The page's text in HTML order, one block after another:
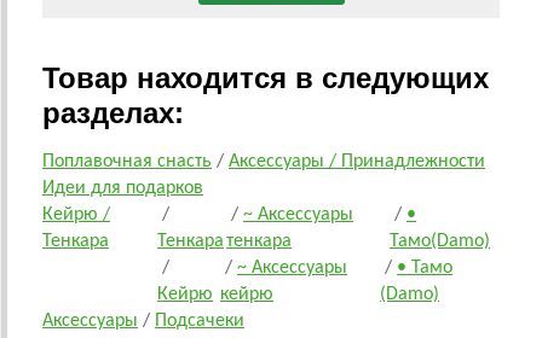
Товар находится в следующих
разделах:
Поплавочная снасть / Аксессуары / Принадлежности
Идеи для подарков
Кейрю /
Тенкара
/
Тенкара
/ ~ Аксессуары
тенкара
/ •
Тамо(Damo)
/
Кейрю
/ ~ Аксессуары
кейрю
/ • Тамо
(Damo)
Аксессуары / Подсачеки